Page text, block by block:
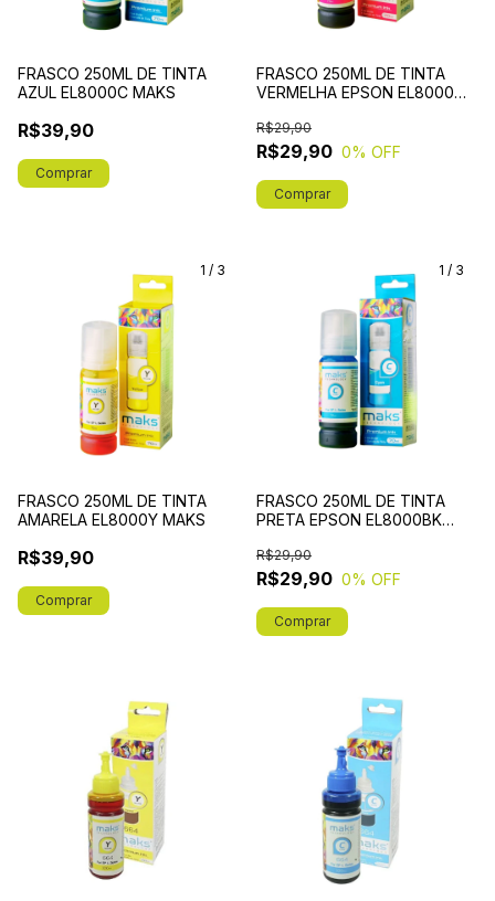
FRASCO 250ML DE TINTA
AZUL EL8000C MAKS
R$39,90
FRASCO 250ML DE TINTA
VERMELHA EPSON EL8000M
R$29,90
R$29,90
0% OFF
1 / 3
FRASCO 250ML DE TINTA
AMARELA EL8000Y MAKS
R$39,90
1 / 3
FRASCO 250ML DE TINTA
PRETA EPSON EL8000BK
R$29,90
R$29,90
0% OFF